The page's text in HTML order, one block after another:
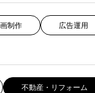
制作 広告運用
不動産・リフォーム